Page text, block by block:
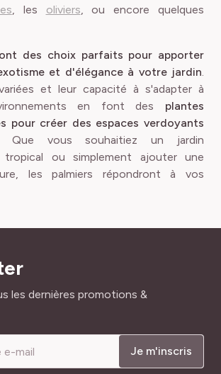
, les oliviers, ou encore quelques
des choix parfaits pour apporter
et d'élégance à votre jardin.
et leur capacité à s'adapter à
en font des plantes
pour créer des espaces verdoyants
Que vous souhaitiez un jardin
tropical ou simplement ajouter une
les palmiers répondront à vos
les dernières promotions &
Je m'inscris